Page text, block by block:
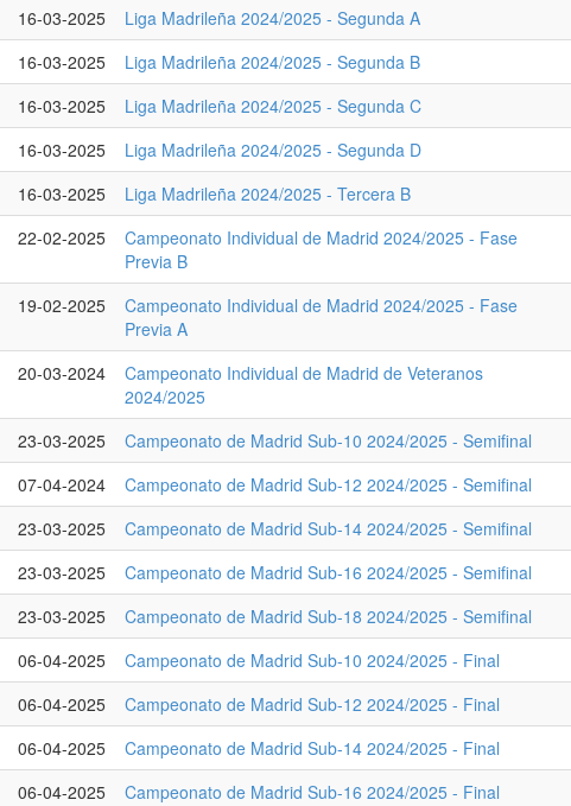
16-03-2025 Liga Madrileña 2024/2025 - Segunda A
16-03-2025 Liga Madrileña 2024/2025 - Segunda B
16-03-2025 Liga Madrileña 2024/2025 - Segunda C
16-03-2025 Liga Madrileña 2024/2025 - Segunda D
16-03-2025 Liga Madrileña 2024/2025 - Tercera B
22-02-2025
Campeonato Individual de Madrid 2024/2025 - Fase
Previa B
19-02-2025
Campeonato Individual de Madrid 2024/2025 - Fase
Previa A
20-03-2024
Campeonato Individual de Madrid de Veteranos
2024/2025
23-03-2025 Campeonato de Madrid Sub-10 2024/2025 - Semifinal
07-04-2024 Campeonato de Madrid Sub-12 2024/2025 - Semifinal
23-03-2025 Campeonato de Madrid Sub-14 2024/2025 - Semifinal
23-03-2025 Campeonato de Madrid Sub-16 2024/2025 - Semifinal
23-03-2025 Campeonato de Madrid Sub-18 2024/2025 - Semifinal
06-04-2025 Campeonato de Madrid Sub-10 2024/2025 - Final
06-04-2025 Campeonato de Madrid Sub-12 2024/2025 - Final
06-04-2025 Campeonato de Madrid Sub-14 2024/2025 - Final
06-04-2025 Campeonato de Madrid Sub-16 2024/2025 - Final